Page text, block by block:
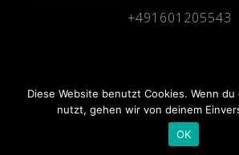
+491601205543
Diese Website benutzt Cookies. Wenn
nutzt, gehen wir von deinem
OK